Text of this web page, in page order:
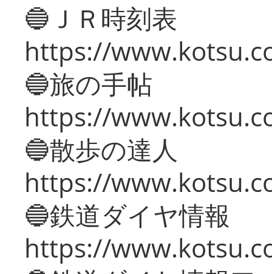
🔵ＪＲ時刻表
https://
🔵旅の手帖
https://
🔵散歩の達人
https://
🔵鉄道ダイヤ情報
https://